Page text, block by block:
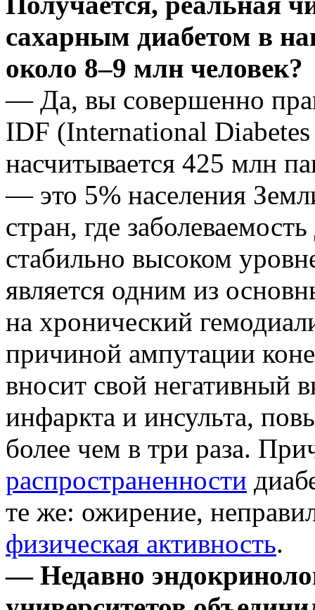
сахарным диабетом в
около 8–9 млн человек?
— Да, вы совершенно
IDF (International
насчитывается 425 млн
— это 5% населения
стран, где
стабильно высоком
является одним из
на хронический
причиной ампутации
вносит свой негативный
инфаркта и инсульта,
более чем в три раза.
распространенности
те же: ожирение,
физическая активность.
— Недавно